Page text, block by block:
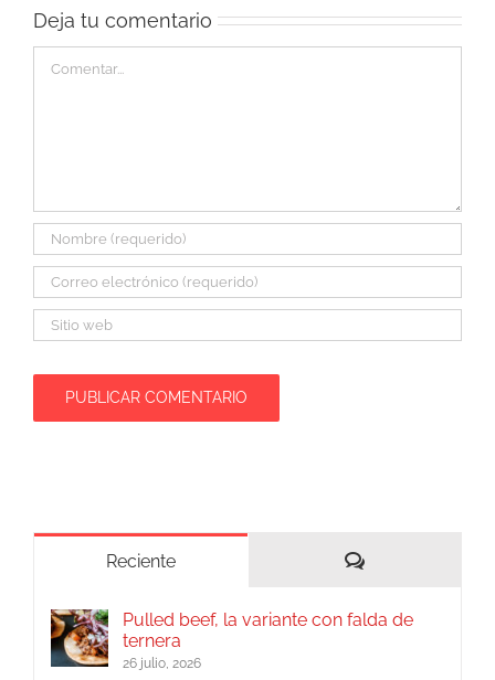
Deja tu comentario
Reciente Comentarios
Pulled beef, la variante con falda de
ternera
26 julio, 2026